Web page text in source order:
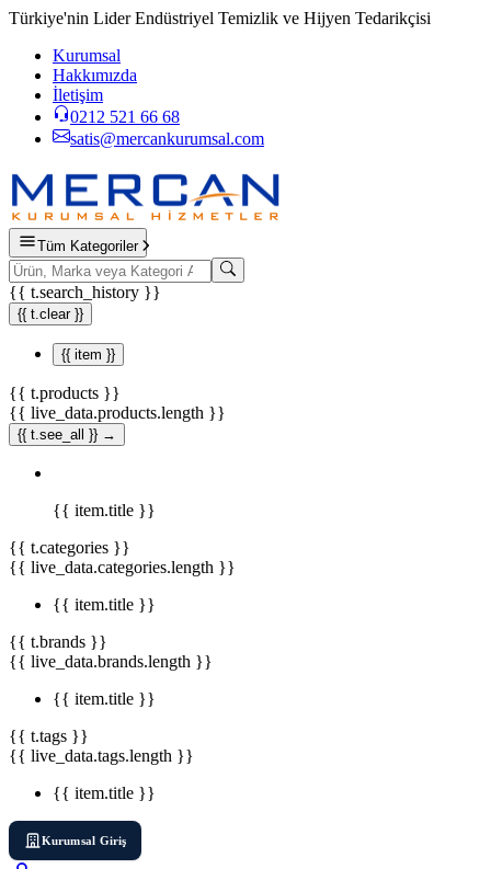
Türkiye'nin Lider Endüstriyel Temizlik ve Hijyen Tedarikçisi
Kurumsal
Hakkımızda
İletişim
0212 521 66 68
satis@mercankurumsal.com
Tüm Kategoriler
{{ t.search_history }}
{{ t.clear }}
{{ item }}
{{ t.products }}
{{ live_data.products.length }}
{{ t.see_all }} →
{{ item.title }}
{{ t.categories }}
{{ live_data.categories.length }}
{{ item.title }}
{{ t.brands }}
{{ live_data.brands.length }}
{{ item.title }}
{{ t.tags }}
{{ live_data.tags.length }}
{{ item.title }}
Kurumsal Giriş